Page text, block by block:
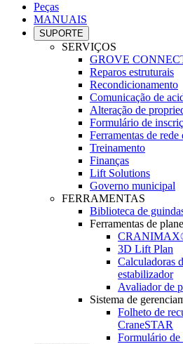
Peças
MANUAIS
SUPORTE
SERVIÇOS
GROVE
Reparos estruturais
Recondicionamento
Comunicação de
Alteração de
Formulário de
Ferramentas de rede
Treinamento
Finanças
Lift Solutions
Governo municipal
FERRAMENTAS
Biblioteca de
Ferramentas de
3D Lift Plan
Calculadoras
estabilizador
Avaliador de
Sistema de
Folheto de
CraneSTAR
Formulário de